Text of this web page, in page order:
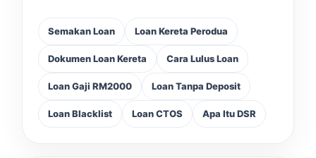
Semakan Loan Loan Kereta Perodua
Dokumen Loan Kereta Cara Lulus Loan
Loan Gaji RM2000 Loan Tanpa Deposit
Loan Blacklist Loan CTOS Apa Itu DSR